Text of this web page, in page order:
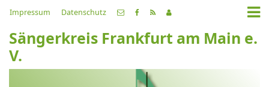
Impressum Datenschutz
Sängerkreis Frankfurt am Main e.
V.